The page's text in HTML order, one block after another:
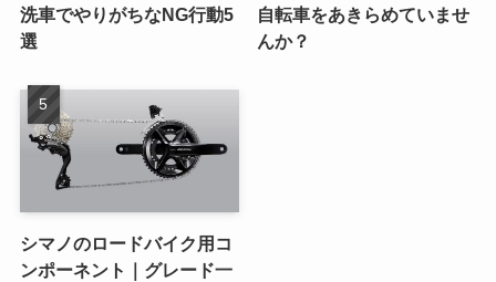
洗車でやりがちなNG行動5
選
自転車をあきらめていませ
んか？
シマノのロードバイク用コ
ンポーネント｜グレード一